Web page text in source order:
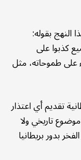
النهج بقوله:
كذبوا على
على طموحاته، مثل
تقديم أي اعتذار
تاريخي ولا
بدور بريطانيا